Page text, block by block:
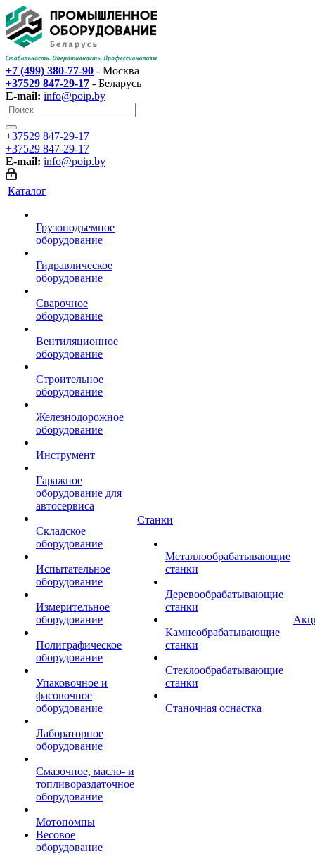
+7 (499) 380-77-90 - Москва
+37529 847-29-17‬ - Беларусь
E-mail: info@poip.by
+37529 847-29-17‬
+37529 847-29-17‬
E-mail: info@poip.by
Каталог
Грузоподъемное
оборудование
Гидравлическое
оборудование
Сварочное
оборудование
Вентиляционное
оборудование
Строительное
оборудование
Железнодорожное
оборудование
Инструмент
Гаражное
оборудование для
автосервиса
Складское
оборудование
Испытательное
оборудование
Измерительное
оборудование
Полиграфическое
оборудование
Упаковочное и
фасовочное
оборудование
Лабораторное
оборудование
Смазочное, масло- и
топливораздаточное
оборудование
Мотопомпы
Весовое
оборудование
Станки
Металлообрабатывающие
станки
Деревообрабатывающие
станки
Камнеобрабатывающие
станки
Стеклообрабатывающие
станки
Станочная оснастка